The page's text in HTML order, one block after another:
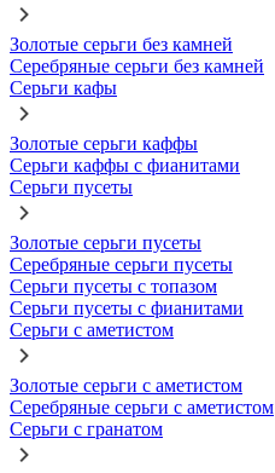
Золотые серьги без камней
Серебряные серьги без камней
Серьги кафы
Золотые серьги каффы
Серьги каффы с фианитами
Серьги пусеты
Золотые серьги пусеты
Серебряные серьги пусеты
Серьги пусеты с топазом
Серьги пусеты с фианитами
Серьги с аметистом
Золотые серьги с аметистом
Серебряные серьги с аметистом
Серьги с гранатом